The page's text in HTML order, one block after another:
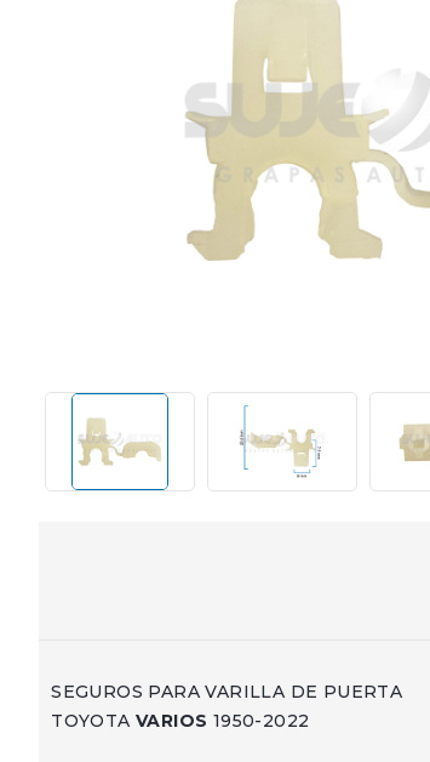
SEGUROS PARA VARILLA DE PUERTA
TOYOTA VARIOS 1950-2022